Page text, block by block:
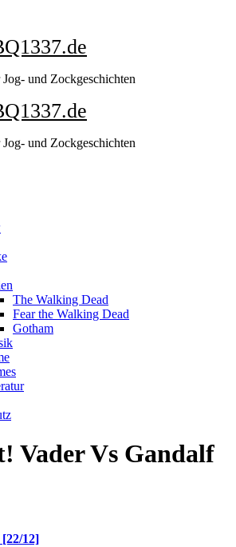
und Zockgeschichten
und Zockgeschichten
The Walking Dead
Fear the Walking Dead
Gotham
Vader Vs Gandalf
12]